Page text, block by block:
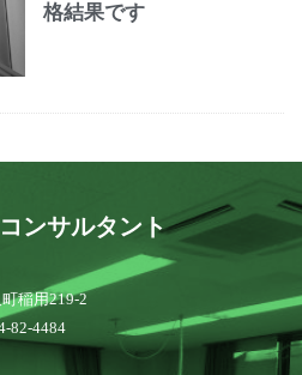
格結果です
ンサルタント
稲用219-2
82-4484